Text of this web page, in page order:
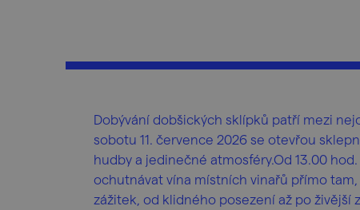
Dobývání dobšických sklípků patří mezi
sobotu 11. července 2026 se otevřou
hudby a jedinečné atmosféry.Od 13.00
ochutnávat vína místních vinařů přímo
zážitek, od klidného posezení až po živější